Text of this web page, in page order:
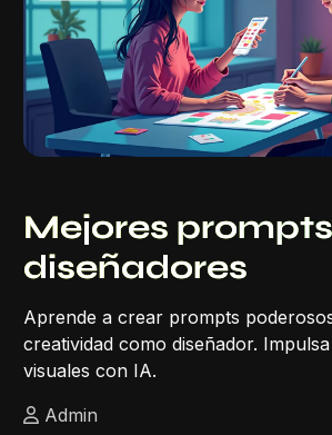
Mejores
diseñadores
Aprende a crear prompts
creatividad como diseñador.
visuales con IA.
Admin